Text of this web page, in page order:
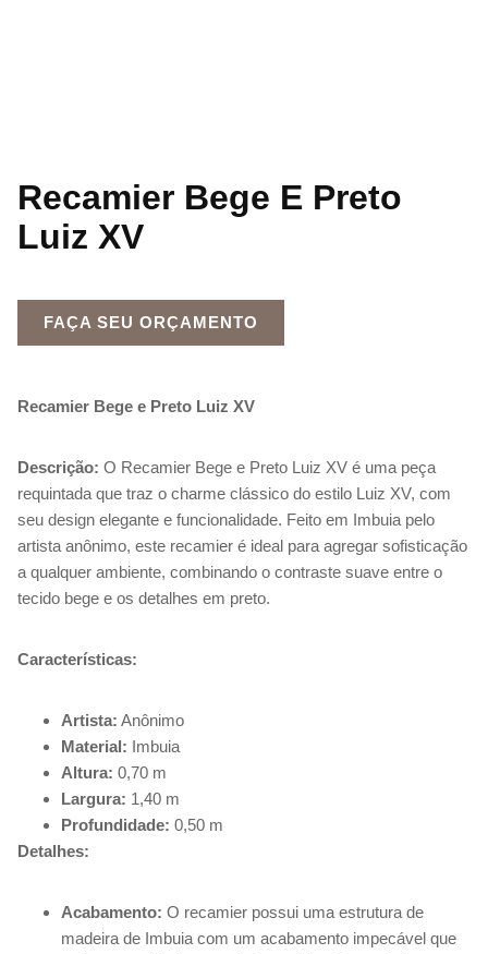
Recamier Bege E Preto
Luiz XV
FAÇA SEU ORÇAMENTO
Recamier Bege e Preto Luiz XV
Descrição: O Recamier Bege e Preto Luiz XV é uma peça
requintada que traz o charme clássico do estilo Luiz XV, com
seu design elegante e funcionalidade. Feito em Imbuia pelo
artista anônimo, este recamier é ideal para agregar sofisticação
a qualquer ambiente, combinando o contraste suave entre o
tecido bege e os detalhes em preto.
Características:
Artista: Anônimo
Material: Imbuia
Altura: 0,70 m
Largura: 1,40 m
Profundidade: 0,50 m
Detalhes:
Acabamento: O recamier possui uma estrutura de
madeira de Imbuia com um acabamento impecável que